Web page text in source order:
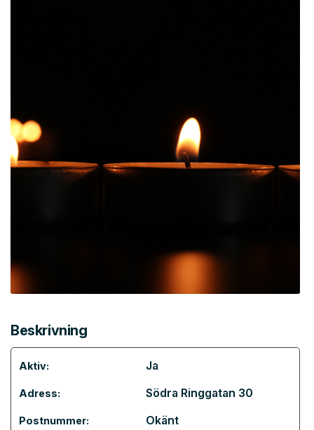
Beskrivning
Aktiv: Ja
Adress: Södra Ringgatan 30
Postnummer: Okänt